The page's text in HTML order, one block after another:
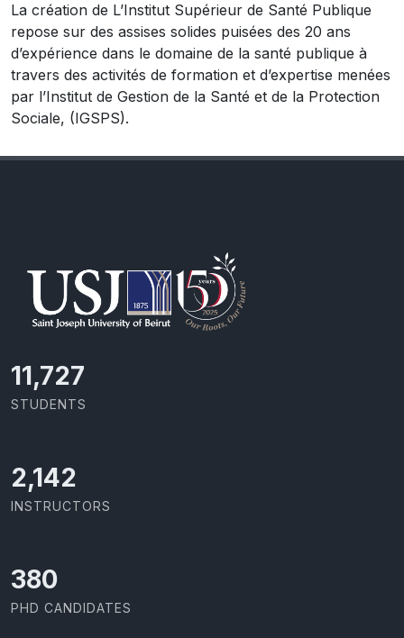
La création de L’Institut Supérieur de Santé Publique
repose sur des assises solides puisées des 20 ans
d’expérience dans le domaine de la santé publique à
travers des activités de formation et d’expertise menées
par l’Institut de Gestion de la Santé et de la Protection
Sociale, (IGSPS).
11,727
STUDENTS
2,142
INSTRUCTORS
403
PHD CANDIDATES